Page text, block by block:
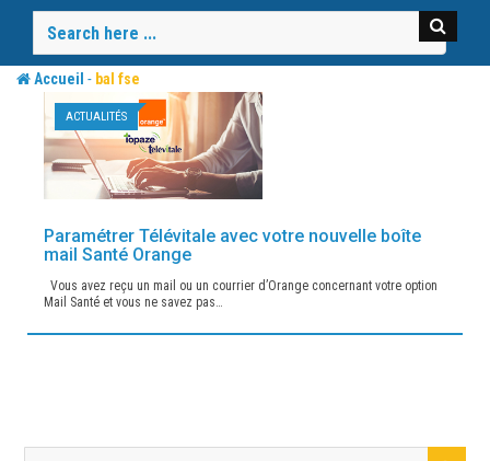
content
Accueil - bal fse
ACTUALITÉS
Paramétrer Télévitale avec votre nouvelle boîte
mail Santé Orange
Vous avez reçu un mail ou un courrier d’Orange concernant votre option
Mail Santé et vous ne savez pas…